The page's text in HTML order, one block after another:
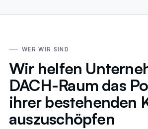
WER WIR SIND
Wir helfen
DACH-Raum das
ihrer bestehenden
auszuschöpfen